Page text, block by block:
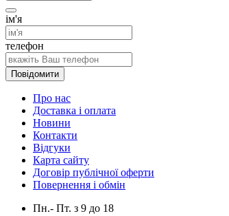
ім'я
телефон
Повідомити
Про нас
Доставка і оплата
Новини
Контакти
Відгуки
Карта сайту
Договір публічної оферти
Повернення і обмін
Пн.- Пт. з 9 до 18